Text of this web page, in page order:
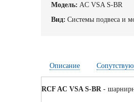
Модель: AC VSA S-BR
Вид: Системы подвеса и
Описание
RCF AC VSA S-BR -